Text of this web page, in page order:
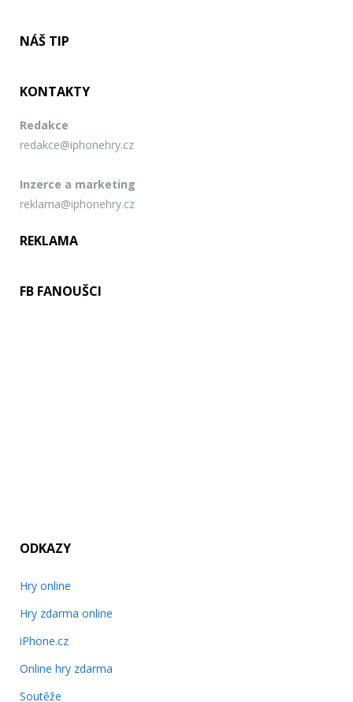
NÁŠ TIP
KONTAKTY
Redakce
redakce@iphonehry.cz
Inzerce a marketing
reklama@iphonehry.cz
REKLAMA
FB FANOUŠCI
ODKAZY
Hry online
Hry zdarma online
iPhone.cz
Online hry zdarma
Soutěže